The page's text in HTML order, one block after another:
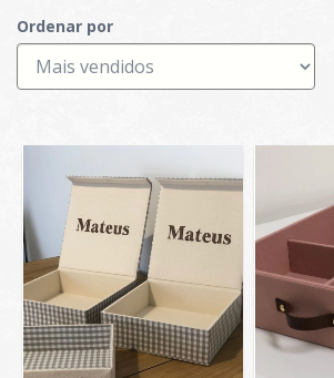
Ordenar por